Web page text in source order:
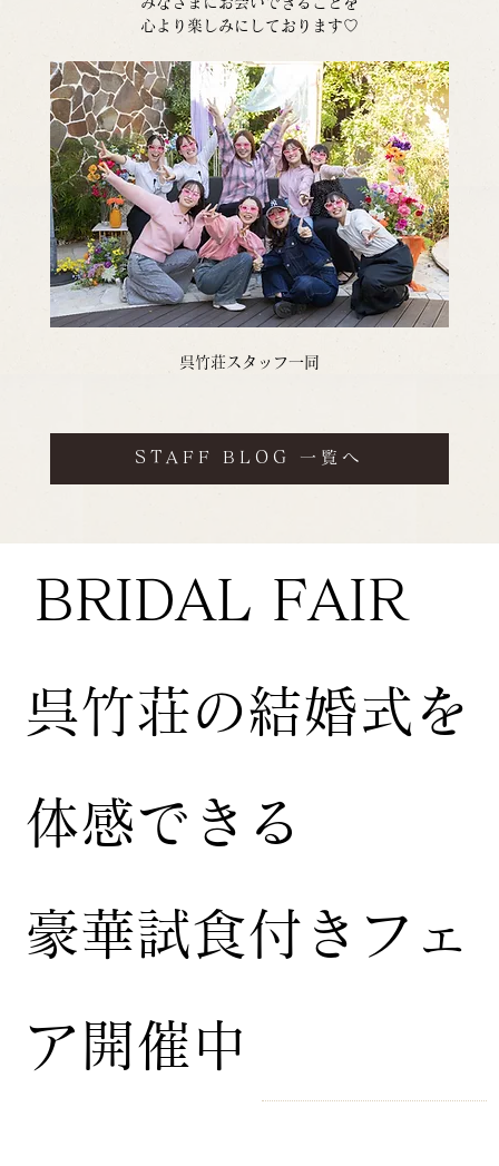
心より楽しみにしております♡
呉竹荘スタッフ一同
STAFF BLOG 一覧へ
BRIDAL FAIR
​呉竹荘の結婚式を
体感できる
豪華試食付きフェ
ア開催中